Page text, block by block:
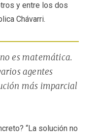
y entre los dos
Chávarri.
es matemática.
agentes
más imparcial
“La solución no